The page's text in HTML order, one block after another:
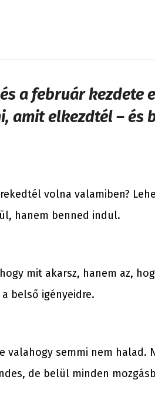
a február
amit elkezdtél – és
volna valamiben?
hanem benned indul.
mit akarsz, hanem az,
a belső igényeidre.
valahogy semmi nem halad.
de belül minden